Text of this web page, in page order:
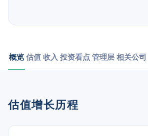
概览 估值 收入 投资看点 管理层 相关公司
估值增长历程